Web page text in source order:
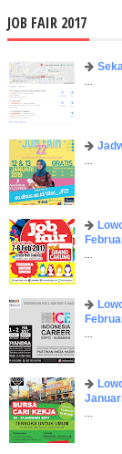
JOB FAIR 2017
...
...
...
...
...